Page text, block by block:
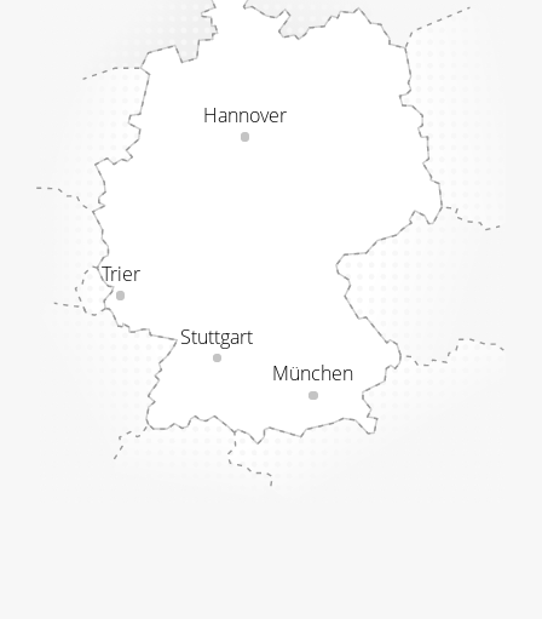
Trier
Stuttgart
München
Hannover